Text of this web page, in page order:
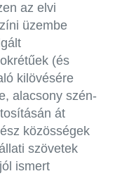
az elvi
üzembe
(és
kilövésére
alacsony szén-
át
közösségek
szövetek
ismert